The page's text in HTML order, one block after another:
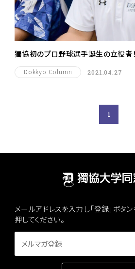
獨協初のプロ野球選手誕生の立役者
Dokkyo Column 2021.04.27
1
メールアドレスを入力し「登録」ボタン
押してください。